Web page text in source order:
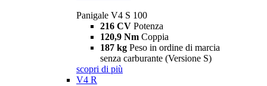
Panigale V4 S 100
216 CV Potenza
120,9 Nm Coppia
187 kg Peso in ordine di marcia
senza carburante (Versione S)
scopri di più
V4 R